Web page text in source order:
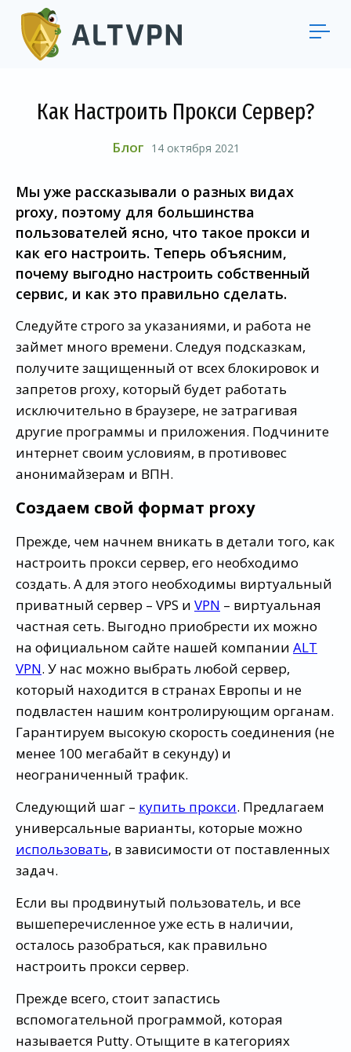
Как Настроить Прокси Сервер?
Блог 14 октября 2021
Мы уже рассказывали о разных видах
proxy, поэтому для большинства
пользователей ясно, что такое прокси и
как его настроить. Теперь объясним,
почему выгодно настроить собственный
сервис, и как это правильно сделать.
Следуйте строго за указаниями, и работа не
займет много времени. Следуя подсказкам,
получите защищенный от всех блокировок и
запретов proxy, который будет работать
исключительно в браузере, не затрагивая
другие программы и приложения. Подчините
интернет своим условиям, в противовес
анонимайзерам и ВПН.
Создаем свой формат proxy
Прежде, чем начнем вникать в детали того, как
настроить прокси сервер, его необходимо
создать. А для этого необходимы виртуальный
приватный сервер – VPS и VPN – виртуальная
частная сеть. Выгодно приобрести их можно
на официальном сайте нашей компании ALT
VPN. У нас можно выбрать любой сервер,
который находится в странах Европы и не
подвластен нашим контролирующим органам.
Гарантируем высокую скорость соединения (не
менее 100 мегабайт в секунду) и
неограниченный трафик.
Следующий шаг – купить прокси. Предлагаем
универсальные варианты, которые можно
использовать, в зависимости от поставленных
задач.
Если вы продвинутый пользователь, и все
вышеперечисленное уже есть в наличии,
осталось разобраться, как правильно
настроить прокси сервер.
Прежде всего, стоит запастись
вспомогательной программой, которая
называется Putty. Отыщите в категориях